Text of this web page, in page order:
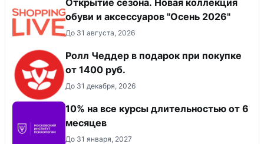
обуви и аксессуаров "Осень 2026"
До 31 августа, 2026
Ролл Чеддер в подарок при покупке
от 1400 руб.
До 31 декабря, 2026
10% на все курсы длительностью от 6
месяцев
До 31 января, 2027